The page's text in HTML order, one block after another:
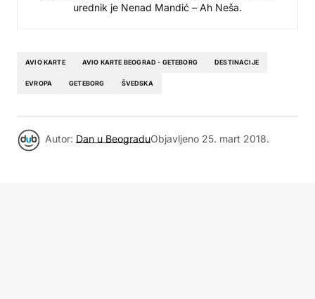
urednik je Nenad Mandić – Ah Neša.
AVIO KARTE AVIO KARTE BEOGRAD - GETEBORG DESTINACIJE
EVROPA GETEBORG ŠVEDSKA
Autor: Dan u BeograduObjavljeno 25. mart 2018.